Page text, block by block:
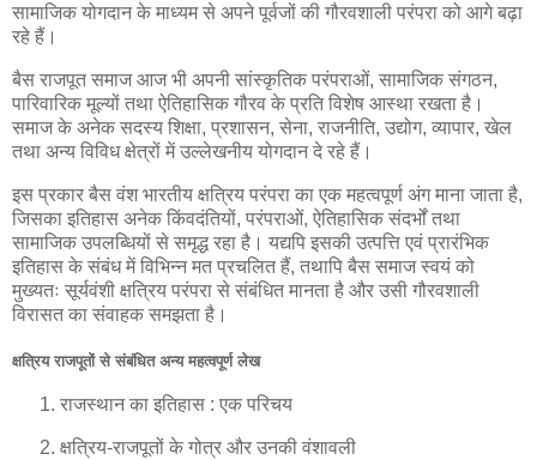
सामाजिक योगदान के माध्यम से अपने पूर्वजों की गौरवशाली परंपरा को आगे बढ़ा
रहे हैं।
बैस राजपूत समाज आज भी अपनी सांस्कृतिक परंपराओं, सामाजिक संगठन,
पारिवारिक मूल्यों तथा ऐतिहासिक गौरव के प्रति विशेष आस्था रखता है।
समाज के अनेक सदस्य शिक्षा, प्रशासन, सेना, राजनीति, उद्योग, व्यापार, खेल
तथा अन्य विविध क्षेत्रों में उल्लेखनीय योगदान दे रहे हैं।
इस प्रकार बैस वंश भारतीय क्षत्रिय परंपरा का एक महत्वपूर्ण अंग माना जाता है,
जिसका इतिहास अनेक किंवदंतियों, परंपराओं, ऐतिहासिक संदर्भों तथा
सामाजिक उपलब्धियों से समृद्ध रहा है। यद्यपि इसकी उत्पत्ति एवं प्रारंभिक
इतिहास के संबंध में विभिन्न मत प्रचलित हैं, तथापि बैस समाज स्वयं को
मुख्यतः सूर्यवंशी क्षत्रिय परंपरा से संबंधित मानता है और उसी गौरवशाली
विरासत का संवाहक समझता है।
क्षत्रिय राजपूतों से संबंधित अन्य महत्वपूर्ण लेख
राजस्थान का इतिहास : एक परिचय
क्षत्रिय-राजपूतों के गोत्र और उनकी वंशावली